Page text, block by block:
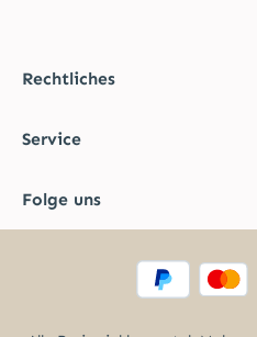
Rechtliches
Service
Folge uns